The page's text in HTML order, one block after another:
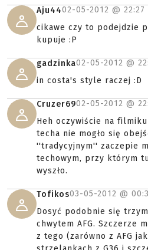
Aju4402-05-2012 @ 22:27
cikawe czy to podejdzie
kupuje :P
gadzinka02-05-2012 @
in costa's style raczej :D
Cruzer6902-05-2012 @
Heh oczywiście na
techa nie mogło się
''tradycyjnym'' zaczepie
techowym, przy którym
wyszło.
Tofikos03-05-2012 @
Dosyć podobnie się
chwytem AFG. Szczerze
z tego (zarówno z AFG